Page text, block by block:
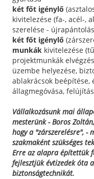
két főt igénylő
kivitelezése (fa-, acél-,
szerelése -
két főt igénylő
munkák kivitelezése
projektmunkák
üzembe helyezése,
ablakrácsok beépítése,
állagmegóvása,
Vállalkozásunk mai
mesterünk - Boros
hogy a "zárszerelésre", -
szakmaként szükséges
Erre az alapra építettük
fejlesztjük évtizedek óta
biztonságtechnikát.